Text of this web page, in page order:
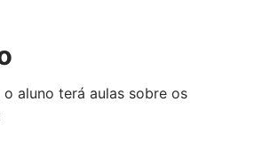
aluno terá aulas sobre os